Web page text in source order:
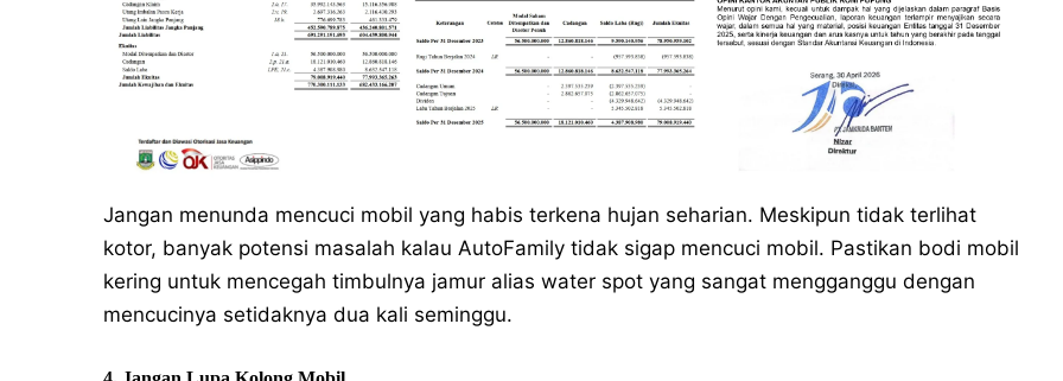
Jangan menunda mencuci mobil yang habis terkena hujan seharian. Meskipun tidak terlihat
kotor, banyak potensi masalah kalau AutoFamily tidak sigap mencuci mobil. Pastikan bodi mobil
kering untuk mencegah timbulnya jamur alias water spot yang sangat mengganggu dengan
mencucinya setidaknya dua kali seminggu.